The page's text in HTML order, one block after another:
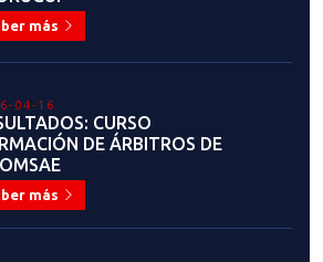
más
04-16
CURSO
DE ÁRBITROS DE
más